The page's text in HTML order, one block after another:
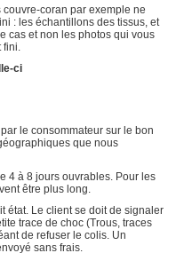
coran par exemple ne
: les échantillons des tissus, et
cas et non les photos qui vous
fini.
ci
le consommateur sur le bon
que nous
4 à 8 jours ouvrables. Pour les
être plus long.
état. Le client se doit de signaler
trace de choc (Trous, traces
de refuser le colis. Un
sans frais.